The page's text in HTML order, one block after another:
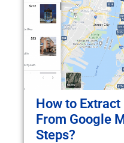
How to Extract
From Google
Steps?